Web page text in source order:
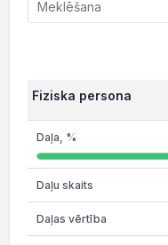
Fiziska persona